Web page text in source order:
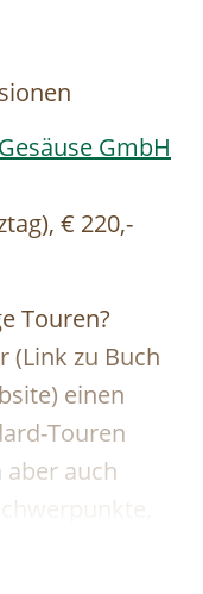
GmbH
€ 220,-
Touren?
(Link zu Buch
einen
Touren
aber auch
und wir